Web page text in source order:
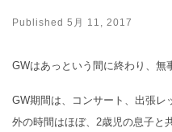
Published 5月 11, 2017
GWはあっという間に終わり、無
GW期間は、コンサート、出張レ
外の時間はほぼ、2歳児の息子と